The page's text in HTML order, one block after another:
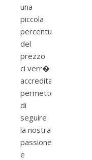
una
piccola
percentuale
del
prezzo
ci verr�
accreditata
permettendoci
di
seguire
la nostra
passione
e